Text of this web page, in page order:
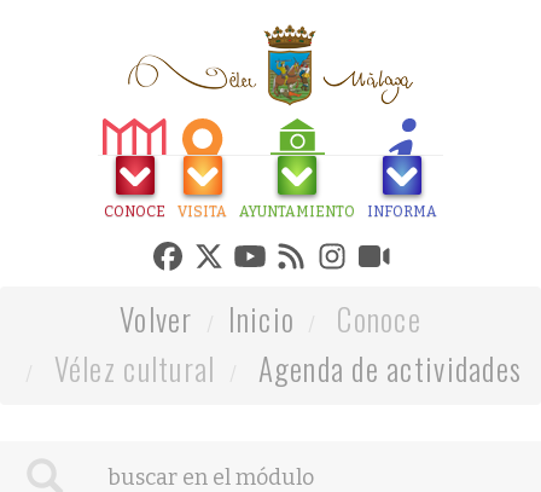
CONOCE VISITA AYUNTAMIENTO INFORMA
Volver Inicio
Conoce
Vélez cultural
Agenda de actividades